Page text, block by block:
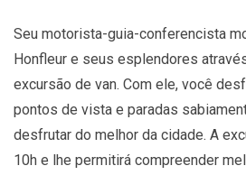
Seu motorista-guia-conferencista
Honfleur e seus esplendores
excursão de van. Com ele, você
pontos de vista e paradas
desfrutar do melhor da cidade. A
10h e lhe permitirá compreender